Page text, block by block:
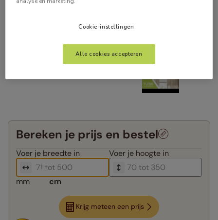
Bereken je prijs en bestel
Voer je breedte in Voer je hoogte in
mm cm
Krijg meteen een prijs
Cookie-instellingen
Alle cookies accepteren